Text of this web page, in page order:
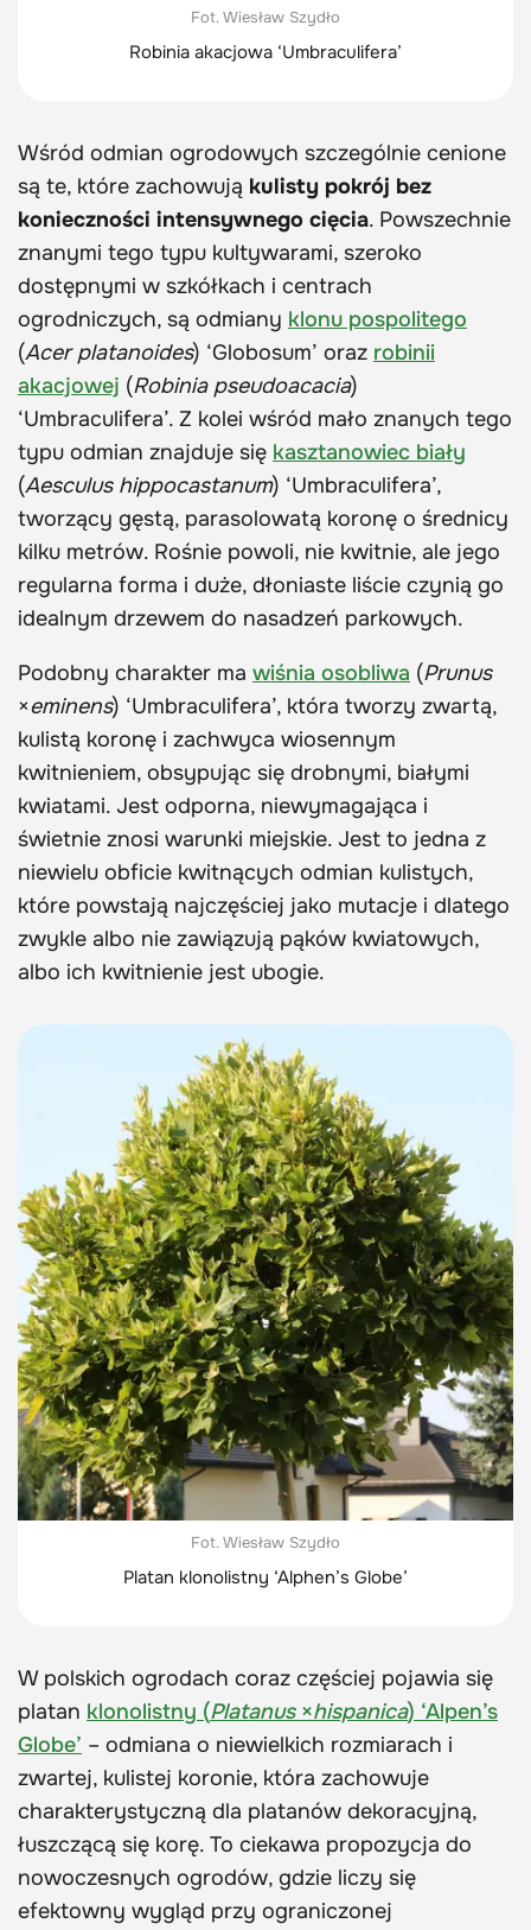
Fot. Wiesław Szydło
Robinia akacjowa ‘Umbraculifera’
Wśród odmian ogrodowych szczególnie cenione
są te, które zachowują kulisty pokrój bez
konieczności intensywnego cięcia. Powszechnie
znanymi tego typu kultywarami, szeroko
dostępnymi w szkółkach i centrach
ogrodniczych, są odmiany klonu pospolitego
(Acer platanoides) ‘Globosum’ oraz robinii
akacjowej (Robinia pseudoacacia)
‘Umbraculifera’. Z kolei wśród mało znanych tego
typu odmian znajduje się kasztanowiec biały
(Aesculus hippocastanum) ‘Umbraculifera’,
tworzący gęstą, parasolowatą koronę o średnicy
kilku metrów. Rośnie powoli, nie kwitnie, ale jego
regularna forma i duże, dłoniaste liście czynią go
idealnym drzewem do nasadzeń parkowych.
Podobny charakter ma wiśnia osobliwa (Prunus
×eminens) ‘Umbraculifera’, która tworzy zwartą,
kulistą koronę i zachwyca wiosennym
kwitnieniem, obsypując się drobnymi, białymi
kwiatami. Jest odporna, niewymagająca i
świetnie znosi warunki miejskie. Jest to jedna z
niewielu obficie kwitnących odmian kulistych,
które powstają najczęściej jako mutacje i dlatego
zwykle albo nie zawiązują pąków kwiatowych,
albo ich kwitnienie jest ubogie.
Fot. Wiesław Szydło
Platan klonolistny ‘Alphen’s Globe’
W polskich ogrodach coraz częściej pojawia się
platan klonolistny (Platanus ×hispanica) ‘Alpen’s
Globe’ – odmiana o niewielkich rozmiarach i
zwartej, kulistej koronie, która zachowuje
charakterystyczną dla platanów dekoracyjną,
łuszczącą się korę. To ciekawa propozycja do
nowoczesnych ogrodów, gdzie liczy się
efektowny wygląd przy ograniczonej